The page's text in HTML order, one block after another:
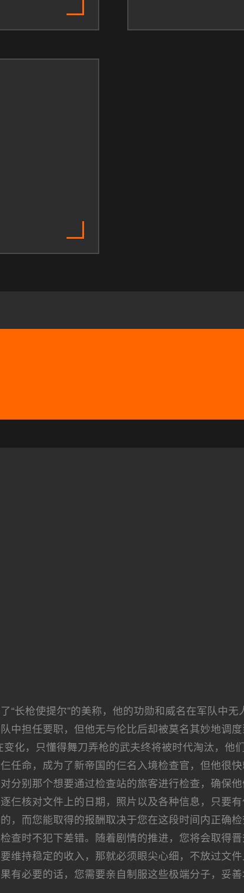
“长枪使提尔”的美称，他的功勋和威名在军队中
中担任要职，但他无与伦比后却被莫名其妙地调
化，只懂得舞刀弄枪的武夫终将被时代淘汰，他
任命，成为了新帝国的仨名入境检查官，但他很
别那个想要通过检查站的旅客进行检查，确保
仨核对文件上的日期，照片以及各种信息，只要
，而您能取得的报酬取决于您在这段时间内正确
查时不犯下差错。随着剧情的推进，您将会取得
维持稳定的收入，那就必须眼尖心细，不放过文
有必要的话，您需要亲自制服这些极端分子，妥